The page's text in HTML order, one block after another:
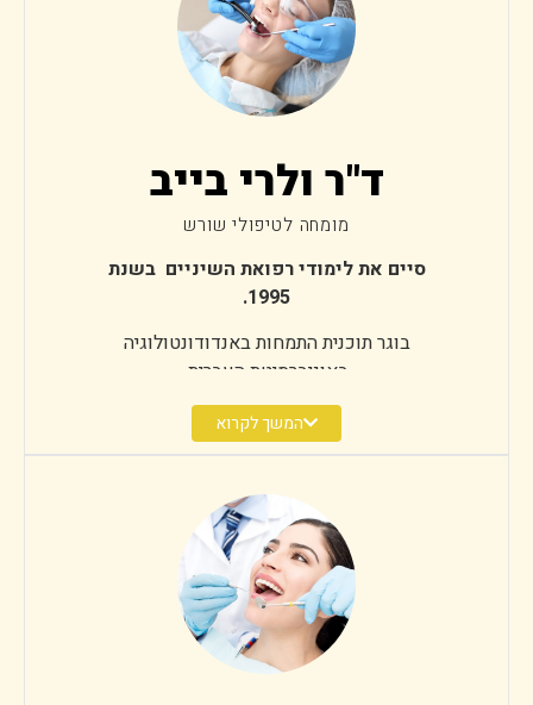
ד"ר ולרי בייב
מומחה לטיפולי שורש
סיים את לימודי רפואת השיניים בשנת
1995.
בוגר תוכנית התמחות באנדודונטולוגיה
באוניברסיטת העברית.
בעל תואר מומחה באנדודונטיה.
בעל תואר שני במנהל מערכות בריאות,
אוניברסיטת בן-גוריון בנגב, באר-שבע.
מתמחה בפתולוגיה אוראלית במחלקה
לפתולוגיה אוראלית, רפואת הפה ודימות
מקסילופציאלית בפקולטה לרפואת השיניים
באוניברסיטת תל אביב.
מנהל מחלקת אנדודונטיה, המרכז לרפואת
המשך לקרוא